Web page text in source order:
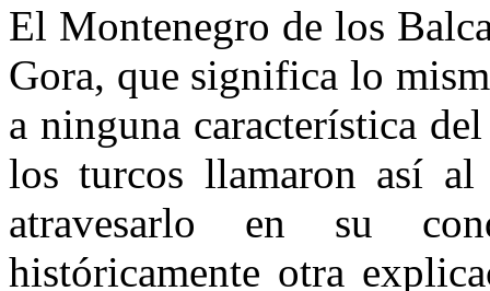
El Montenegro de los
Gora, que significa lo
a ninguna característica
los turcos llamaron así
atravesarlo en su
históricamente otra